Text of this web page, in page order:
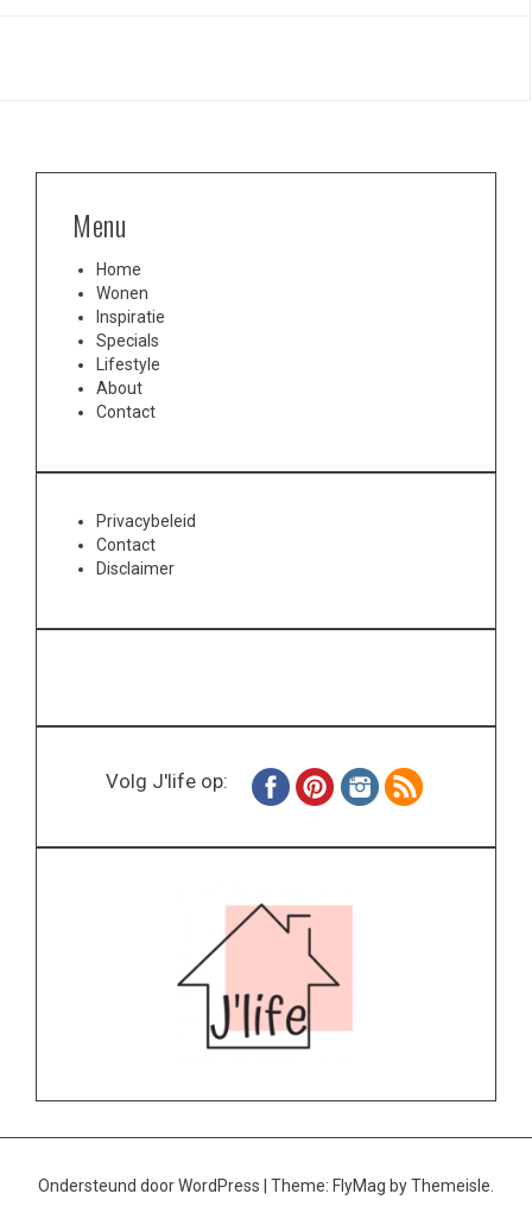
Menu
Home
Wonen
Inspiratie
Specials
Lifestyle
About
Contact
Privacybeleid
Contact
Disclaimer
Volg J'life op:
Ondersteund door WordPress Theme: FlyMag by Themeisle.